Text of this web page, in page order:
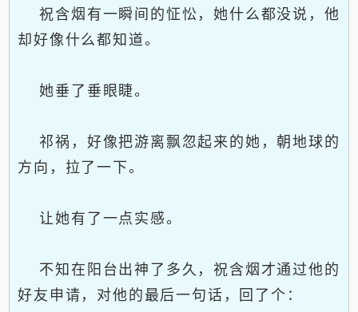
祝含烟有一瞬间的怔忪，她什么都没说，他
却好像什么都知道。
她垂了垂眼睫。
祁祸，好像把游离飘忽起来的她，朝地球的
方向，拉了一下。
让她有了一点实感。
不知在阳台出神了多久，祝含烟才通过他的
好友申请，对他的最后一句话，回了个：